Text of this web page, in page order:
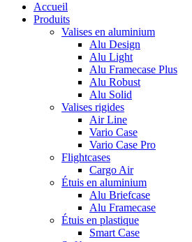
Accueil
Produits
Valises en aluminium
Alu Design
Alu Light
Alu Framecase Plus
Alu Robust
Alu Solid
Valises rigides
Air Line
Vario Case
Vario Case Pro
Flightcases
Cargo Air
Étuis en aluminium
Alu Briefcase
Alu Framecase
Étuis en plastique
Smart Case